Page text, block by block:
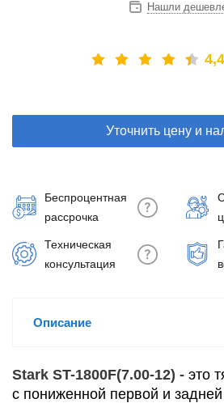
Нашли
4,4
Уточнить цену и
Беспроцентная
рассрочка
Техническая
консультация
Описание
Stark ST-1800F(7.00-12) - это
с пониженной первой и